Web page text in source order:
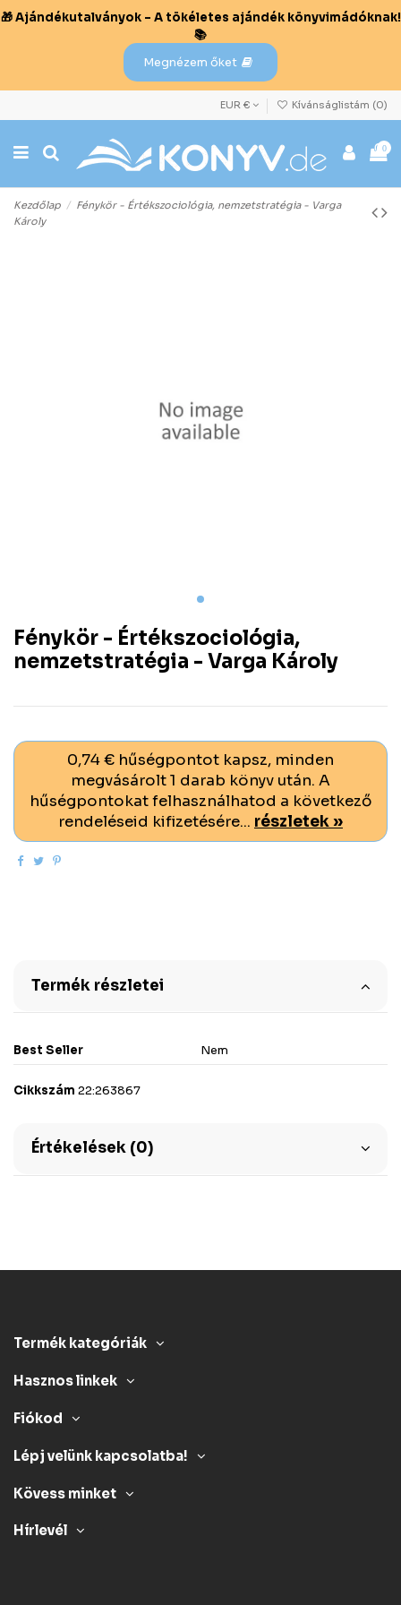
🎁 Ajándékutalványok – A tökéletes ajándék könyvimádóknak!
📚
Megnézem őket
EUR € Kívánságlistám (0)
0
Kezdőlap
Fénykör - Értékszociológia, nemzetstratégia - Varga
Károly
Fénykör - Értékszociológia,
nemzetstratégia - Varga Károly
0,74 € hűségpontot kapsz, minden
megvásárolt 1 darab könyv után. A
hűségpontokat felhasználhatod a következő
rendeléseid kifizetésére... részletek »
Termék részletei
Best Seller Nem
Cikkszám 22:263867
Értékelések (0)
Termék kategóriák
Hasznos linkek
Fiókod
Lépj velünk kapcsolatba!
Kövess minket
Hírlevél